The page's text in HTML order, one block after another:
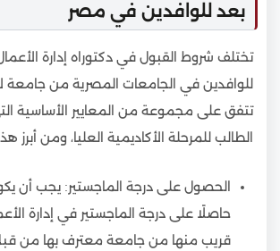
بعد للوافدين في مصر
تختلف شروط القبول في دكتوراه إدارة
للوافدين في الجامعات المصرية من جامعة
تتفق على مجموعة من المعايير الأساسية
الطالب للمرحلة الأكاديمية العليا، ومن أبرز
الحصول على درجة الماجستير: يجب أن
حاصلًا على درجة الماجستير في إدارة
قريب منها من جامعة معترف بها من